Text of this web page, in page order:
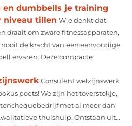
en dumbbells je training
niveau tillen Wie denkt dat
draait om zware fitnessapparaten,
de kracht van een eenvoudige
ervaren. Deze compacte
Consulent welzijnswerk
poets! We zijn het toverstokje,
met al meer dan
thuishulp. Ontstaan uit...